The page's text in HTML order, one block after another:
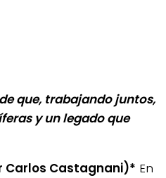
que, trabajando juntos,
y un legado que
Carlos Castagnani)* En